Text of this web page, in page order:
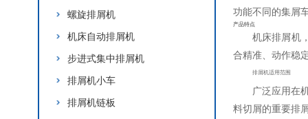
螺旋排屑机
机床自动排屑机
步进式集中排屑机
排屑机小车
排屑机链板
功能不同的集屑
产品特点
机床排屑机
合精准、动作稳
排屑机适用范围
广泛应用在
料切屑的重要排